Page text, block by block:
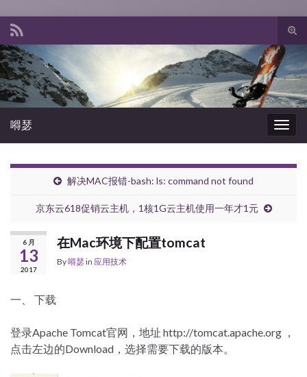
嘚瑟
解决MAC报错-bash: ls: command not found
京东云618促销云主机，1核1G云主机使用一年才1元
6 月
13
2017
在Mac环境下配置tomcat
By嘚瑟 in 应用技术
一、 下载
登录Apache Tomcat官网，地址 http://tomcat.apache.org ，
点击左边的Download，选择需要下载的版本。